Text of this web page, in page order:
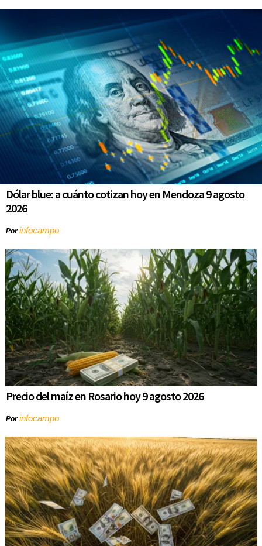
Dólar blue: a cuánto cotizan hoy en Mendoza 9 agosto
2026
Porinfocampo
Precio del maíz en Rosario hoy 9 agosto 2026
Porinfocampo